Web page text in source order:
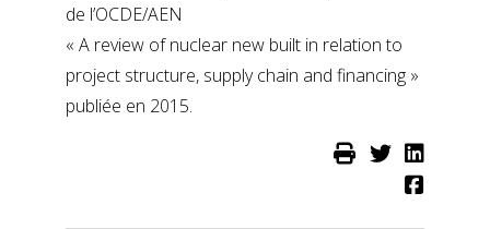
de l’OCDE/AEN
« A review of nuclear new built in relation to
project structure, supply chain and financing »
publiée en 2015.